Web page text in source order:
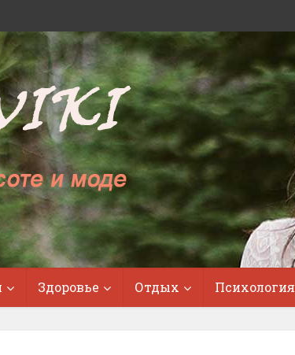
Здоровье Отдых Психология